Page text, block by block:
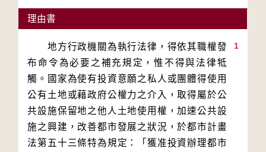
理由書
1
地方行政機關為執行法律，得依其職權發
布命令為必要之補充規定，惟不得與法律牴
觸。國家為使有投資意願之私人或團體得使用
公有土地或藉政府公權力之介入，取得屬於公
共設施保留地之他人土地使用權，加速公共設
施之興建，改善都市發展之狀況，於都市計畫
法第五十三條特為規定：「獲准投資辦理都市